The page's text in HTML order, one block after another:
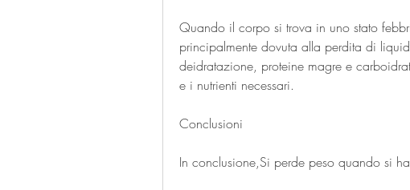
Quando il corpo si trova in uno stato
principalmente dovuta alla perdita di
deidratazione, proteine magre e
e i nutrienti necessari.
Conclusioni
In conclusione,Si perde peso quando si